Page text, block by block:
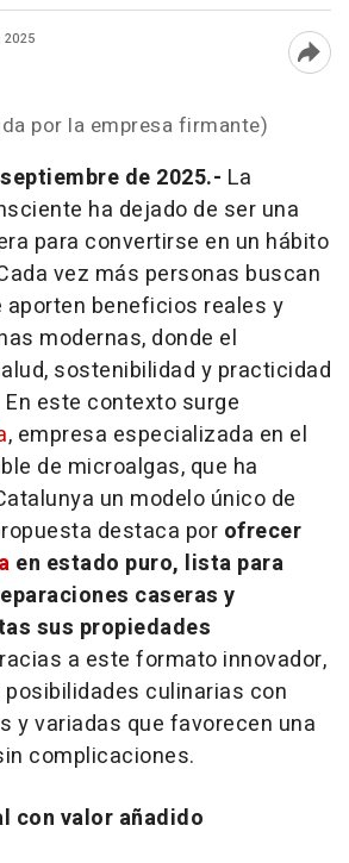
por la empresa firmante)
de 2025.- La
ha dejado de ser una
para convertirse en un hábito
vez más personas buscan
aporten beneficios reales y
modernas, donde el
sostenibilidad y practicidad
este contexto surge
, empresa especializada en el
de microalgas, que ha
un modelo único de
destaca por ofrecer
en estado puro, lista para
caseras y
sus propiedades
a este formato innovador,
culinarias con
y variadas que favorecen una
complicaciones.
con valor añadido